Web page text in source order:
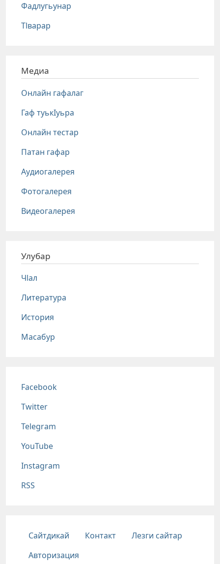
Фадлугьунар
Тlварар
Медиа
Онлайн гафалаг
Гаф туькIуьра
Онлайн тестар
Патан гафар
Аудиогалерея
Фотогалерея
Видеогалерея
Улубар
Чlал
Литература
История
Масабур
Соц сети
Facebook
Twitter
Telegram
YouTube
Instagram
RSS
Подвал
Сайтдикай Контакт
Лезги сайтар
Авторизация